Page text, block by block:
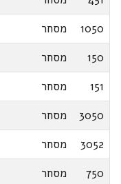
1050
מסחר
150
מסחר
151
מסחר
3050
מסחר
3052
מסחר
750
מסחר